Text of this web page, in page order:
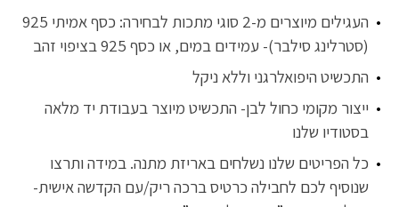
העגילים מיוצרים מ-2 סוגי מתכות לבחירה: כסף אמיתי 925
(סטרלינג סילבר)- עמידים במים, או כסף 925 בציפוי זהב
התכשיט היפואלרגני וללא ניקל
ייצור מקומי כחול לבן- התכשיט מיוצר בעבודת יד מלאה
בסטודיו שלנו
כל הפריטים שלנו נשלחים באריזת מתנה. במידה ותרצו
שנוסיף לכם לחבילה כרטיס ברכה ריק/עם הקדשה אישית-